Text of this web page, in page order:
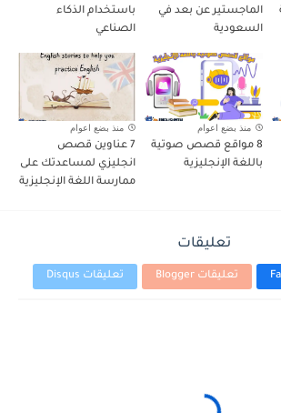
الماجستير عن بعد في
السعودية
باستخدام الذكاء
الصناعي
منذ بضع اعوام
8 مواقع قصص صوتية
باللغة الإنجليزية
منذ بضع اعوام
7 عناوين قصص
انجليزي لمساعدتك على
ممارسة اللغة الإنجليزية
تعليقات
تعليقات Blogger تعليقات Disqus